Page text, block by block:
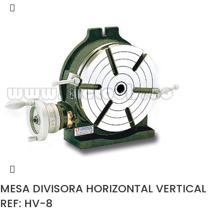
MESA DIVISORA HORIZONTAL VERTICAL
REF: HV-8